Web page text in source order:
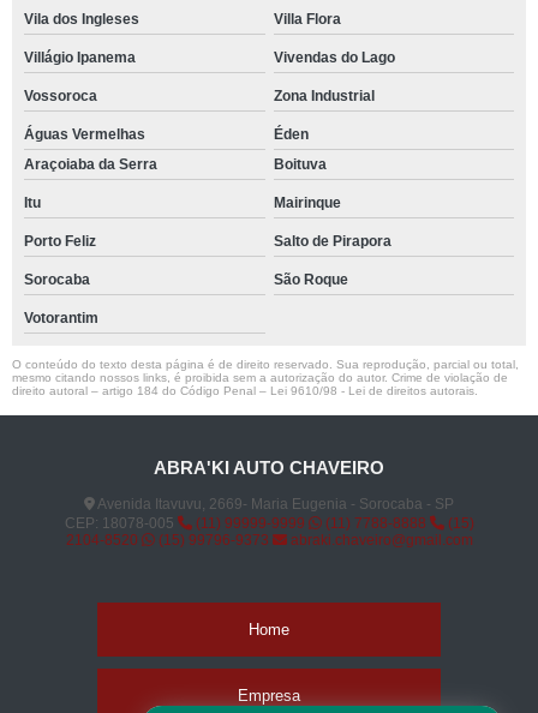
Vila dos Ingleses Villa Flora
Villágio Ipanema Vivendas do Lago
Vossoroca Zona Industrial
Águas Vermelhas
Éden
Araçoiaba da Serra
Boituva
Itu Mairinque
Porto Feliz Salto de Pirapora
Sorocaba São Roque
Votorantim
O conteúdo do texto desta página é de direito reservado. Sua reprodução, parcial ou total,
mesmo citando nossos links, é proibida sem a autorização do autor. Crime de violação de
direito autoral – artigo 184 do Código Penal – Lei 9610/98 - Lei de direitos autorais
ABRA'KI AUTO CHAVEIRO
Avenida Itavuvu, 2669- Maria Eugenia - Sorocaba - SP
CEP: 18078-005
(11) 99999-9999 (11) 7788-8888
(15)
2104-8520
(15) 99796-9373 abraki.chaveiro@gmail.com
Home
Empresa